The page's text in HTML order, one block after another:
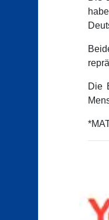
Die